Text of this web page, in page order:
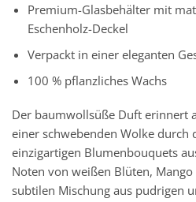
Premium-Glasbehälter mit
Eschenholz-Deckel
Verpackt in einer eleganten
100 % pflanzliches Wachs
Der baumwollsüße Duft erinnert
einer schwebenden Wolke durch
einzigartigen Blumenbouquets
Noten von weißen Blüten,
subtilen Mischung aus pudrigen